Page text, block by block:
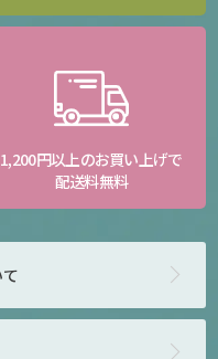
1,200円以上のお買い上げで
配送料無料